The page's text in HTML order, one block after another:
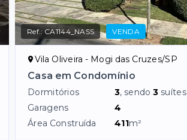
Ref.:CA1144_NASS VENDA
Vila Oliveira - Mogi das Cruzes/SP
Casa em Condomínio
Dormitórios 3, sendo3 suítes
Garagens
4
Área Construída
411m²